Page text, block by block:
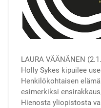
LAURA VÄÄNÄNEN
Holly Sykes kipuilee
Henkilökohtaisen
esimerkiksi
Hienosta yliopistosta